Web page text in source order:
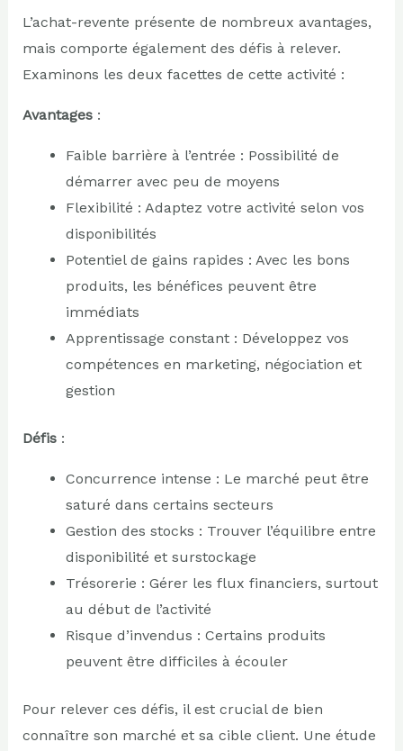
L’achat-revente présente de nombreux avantages,
mais comporte également des défis à relever.
Examinons les deux facettes de cette activité :
Avantages:
Faible barrière à l’entrée : Possibilité de
démarrer avec peu de moyens
Flexibilité : Adaptez votre activité selon vos
disponibilités
Potentiel de gains rapides : Avec les bons
produits, les bénéfices peuvent être
immédiats
Apprentissage constant : Développez vos
compétences en marketing, négociation et
gestion
Défis:
Concurrence intense : Le marché peut être
saturé dans certains secteurs
Gestion des stocks : Trouver l’équilibre entre
disponibilité et surstockage
Trésorerie : Gérer les flux financiers, surtout
au début de l’activité
Risque d’invendus : Certains produits
peuvent être difficiles à écouler
Pour relever ces défis, il est crucial de bien
connaître son marché et sa cible client. Une étude